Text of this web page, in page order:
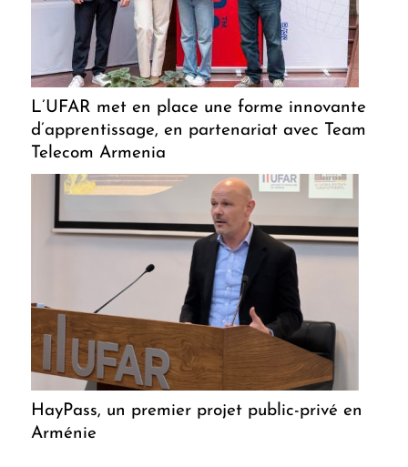
L’UFAR met en place une forme innovante
d’apprentissage, en partenariat avec Team
Telecom Armenia
HayPass, un premier projet public-privé en
Arménie